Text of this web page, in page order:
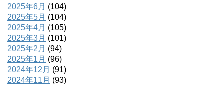
2025年6月 (104)
2025年5月 (104)
2025年4月 (105)
2025年3月 (101)
2025年2月 (94)
2025年1月 (96)
2024年12月 (91)
2024年11月 (93)